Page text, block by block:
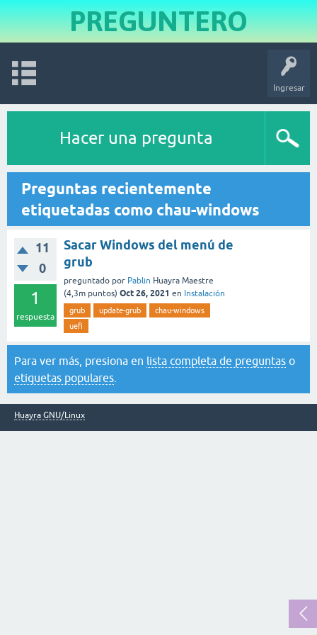
PREGUNTERO
Ingresar
Hacer una pregunta
Preguntas recientemente
etiquetadas como chau-windows
11
0
1
respuesta
Sacar Windows del menú de
grub
preguntado por Pablin Huayra Maestre
(4,3m puntos) Oct 26, 2021 en Instalación
grub update-grub
chau-windows
uefi
Para ver más, presiona en lista completa de preguntas o
etiquetas populares
Huayra GNU/Linux